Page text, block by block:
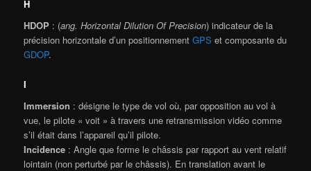
H
HDOP : (ang. Horizontal Dilution Of Precision) indicateur de la
précision horizontale d’un positionnementGPS et composante du
GDOP.
I
Immersion : désigne le type de vol où, par opposition au vol à
vue, le pilote « voit » à travers une retransmission vidéo comme
s’il était dans l’appareil qu’il pilote.
Incidence : Angle que forme le châssis par rapport au vent relatif
lointain (non perturbé par le châssis). En translation avant le